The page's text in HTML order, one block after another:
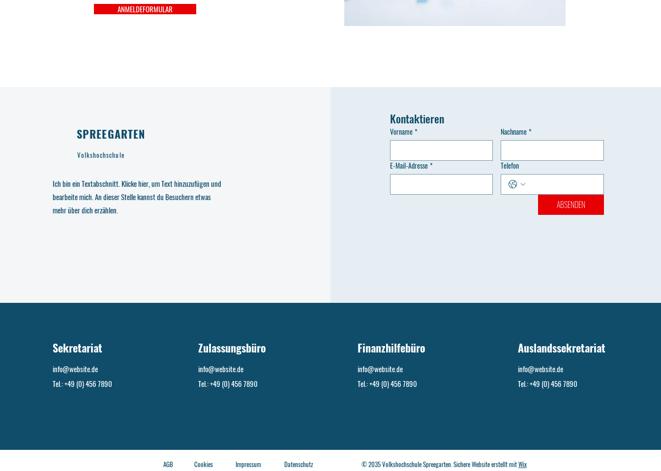
ANMELDEFORMULAR
SPREEGARTEN
Volkshochschule
Ich bin ein Textabschnitt. Klicke hier, um Text hinzuzufügen und
bearbeite mich. An dieser Stelle kannst du Besuchern etwas
mehr über dich erzählen.
Kontaktieren
Vorname* Nachname *
E-Mail-Adresse* Telefon
ABSENDEN
Sekretariat
info@website.de
Tel.: +49 (0) 456 7890
Zulassungsbüro
info@website.de
Tel.: +49 (0) 456 7890
Finanzhilfebüro
info@website.de
Tel.: +49 (0) 456 7890
Auslandssekretariat
info@website.de
Tel.: +49 (0) 456 7890
AGB Cookies Impressum Datenschutz © 2035 Volkshochschule Spreegarten. Sichere Website erstellt mitWix